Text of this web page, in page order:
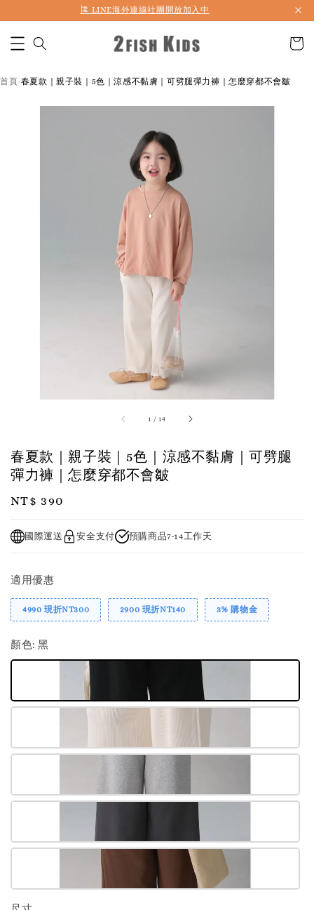
首購折50 ｜ 滿1,500 免運 ｜ 滿2,900 折140 ｜ 3%購物金
🎏 LINE海外連線社團開放加入中
首頁›春夏款｜親子裝｜5色｜涼感不黏膚｜可劈腿彈力褲｜怎麼穿都不會皺
1 /14
春夏款｜親子裝｜5色｜涼感不黏膚｜可劈腿
彈力褲｜怎麼穿都不會皺
Regular
NT$ 390
國際運送 安全支付 預購商品7-14工作天
適用優惠
4990 現折NT300 2900 現折NT140 3% 購物金
顏色: 黑